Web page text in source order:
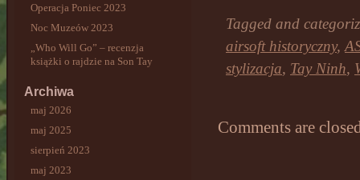
Operacja Poniec 2023
Noc Muzeów 2023
„Who Will Go” – recenzja
książki o rajdzie na Son Tay
Archiwa
maj 2026
maj 2025
sierpień 2023
maj 2023
Tagged and
airsoft historyczny,
stylizacja, Tay Ninh,
Comments are